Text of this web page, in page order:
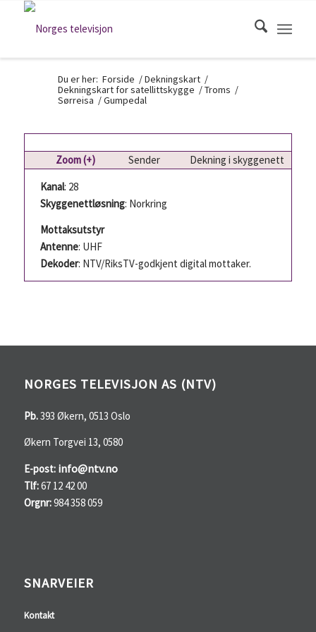
Du er her: Forside /Dekningskart /
Dekningskart for satellittskygge /Troms /
Sørreisa /Gumpedal
Zoom (+) Sender
Dekning i skyggenett
Kanal: 28
Skyggenettløsning: Norkring
Mottaksutstyr
Antenne: UHF
Dekoder: NTV/RiksTV-godkjent digital mottaker.
NORGES TELEVISJON AS (NTV)
Pb.393 Økern, 0513 Oslo
Økern Torgvei 13, 0580
E-post: info@ntv.no
Tlf:67 12 42 00
Orgnr:984 358 059
SNARVEIER
Kontakt